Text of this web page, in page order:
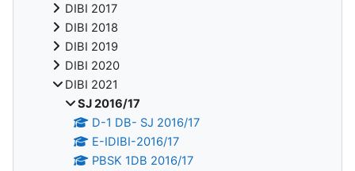
DIBI 2017
DIBI 2018
DIBI 2019
DIBI 2020
DIBI 2021
SJ 2016/17
D-1 DB- SJ 2016/17
E-IDIBI-2016/17
PBSK 1DB 2016/17